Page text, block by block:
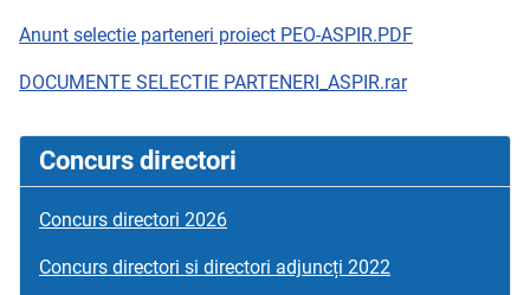
Anunt selectie parteneri proiect PEO-ASPIR.PDF
DOCUMENTE SELECTIE PARTENERI_ASPIR.rar
Concurs directori
Concurs directori 2026
Concurs directori si directori adjuncți 2022